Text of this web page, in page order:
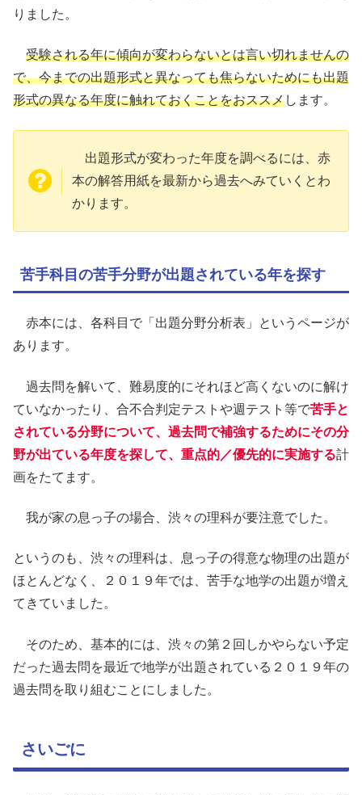
りました。
受験される年に傾向が変わらないとは言い切れませんの
で、今までの出題形式と異なっても焦らないためにも出題
形式の異なる年度に触れておくことをおススメします。
出題形式が変わった年度を調べるには、赤
本の解答用紙を最新から過去へみていくとわ
かります。
苦手科目の苦手分野が出題されている年を探す
赤本には、各科目で「出題分野分析表」というページが
あります。
過去問を解いて、難易度的にそれほど高くないのに解け
ていなかったり、合不合判定テストや週テスト等で苦手と
されている分野について、過去問で補強するためにその分
野が出ている年度を探して、重点的／優先的に実施する計
画をたてます。
我が家の息っ子の場合、渋々の理科が要注意でした。
というのも、渋々の理科は、息っ子の得意な物理の出題が
ほとんどなく、２０１９年では、苦手な地学の出題が増え
てきていました。
そのため、基本的には、渋々の第２回しかやらない予定
だった過去問を最近で地学が出題されている２０１９年の
過去問を取り組むことにしました。
さいごに